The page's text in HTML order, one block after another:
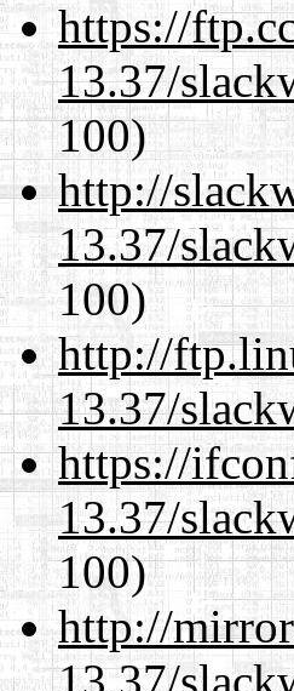
https://
13.37/
100)
http://
13.37/
100)
http://
13.37/
https://
13.37/
100)
http://
13.37/